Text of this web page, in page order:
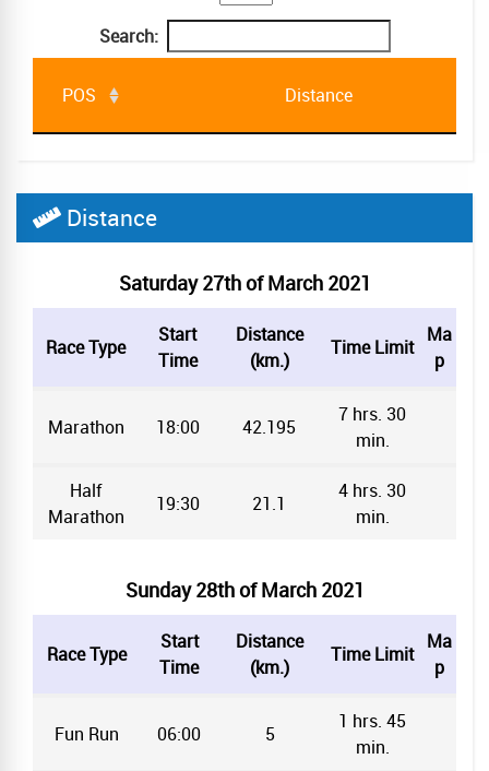
Search:
POS Distance
Distance
Saturday 27th of March 2021
Race Type
Start
Time
Distance
(km.)
Time Limit
Ma
p
Marathon 18:00 42.195
7 hrs. 30
min.
Half
Marathon
19:30 21.1
4 hrs. 30
min.
Sunday 28th of March 2021
Race Type
Start
Time
Distance
(km.)
Time Limit
Ma
p
Fun Run 06:00 5
1 hrs. 45
min.